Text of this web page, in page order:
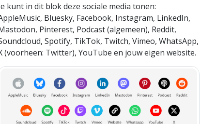
kunt in dit blok deze sociale media tonen:
Bluesky, Facebook, Instagram, LinkedIn,
Pinterest, Podcast (algemeen), Reddit,
Spotify, TikTok, Twitch, Vimeo, WhatsApp,
(voorheen: Twitter), YouTube en jouw eigen website.